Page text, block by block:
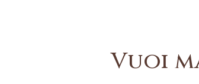
Vuoi